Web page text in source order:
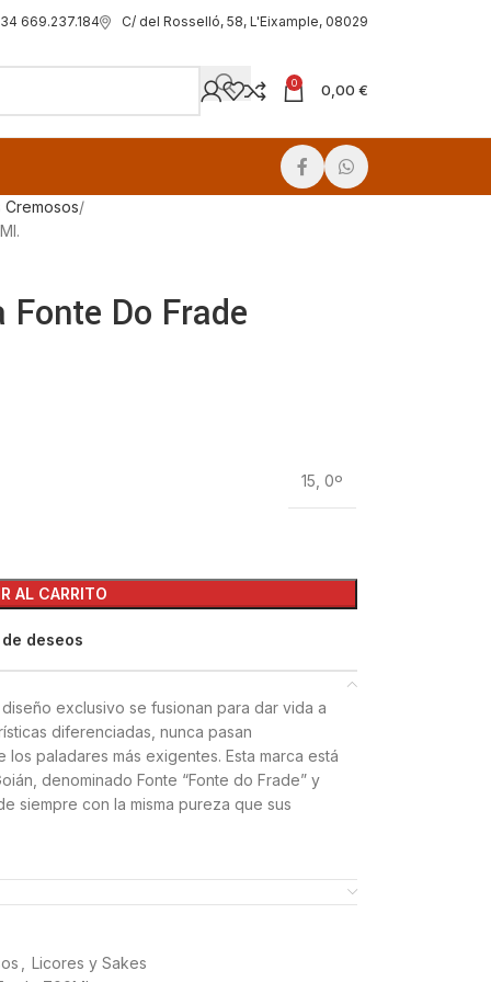
669.237.184 C/ del Rosselló, 58, L'Eixample, 08029
0 0,00 €
Cremosos
Fonte Do Frade
15, 0º
AL CARRITO
deseos
exclusivo se fusionan para dar vida a
diferenciadas, nunca pasan
paladares más exigentes. Esta marca está
denominado Fonte “Fonte do Frade” y
siempre con la misma pureza que sus
Licores y Sakes